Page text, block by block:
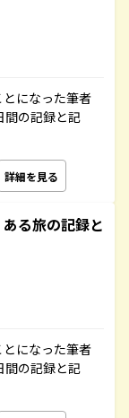
になった筆者
間の記録と記
詳細を見る
る旅の記録と
になった筆者
間の記録と記